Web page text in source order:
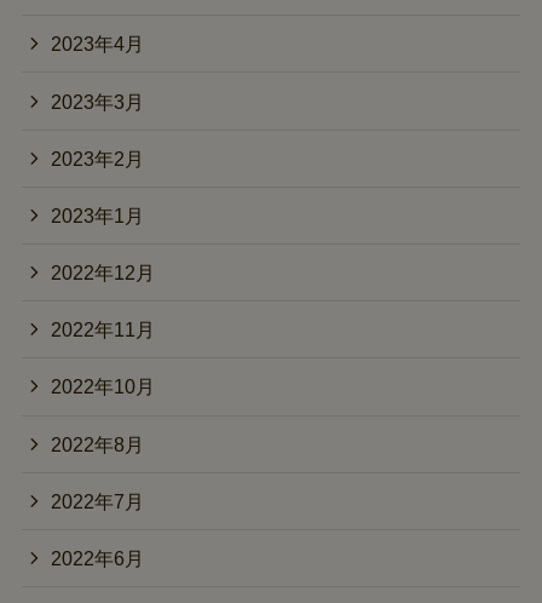
2023年4月
2023年3月
2023年2月
2023年1月
2022年12月
2022年11月
2022年10月
2022年8月
2022年7月
2022年6月